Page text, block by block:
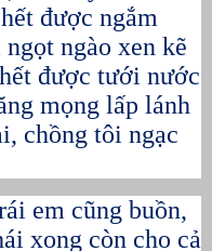
được ngắm
ngào xen kẽ
được tưới nước
mọng lấp lánh
chồng tôi ngạc
cũng buồn,
xong còn cho cả